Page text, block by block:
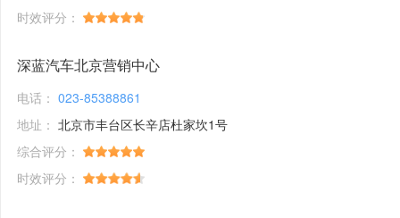
时效评分：
深蓝汽车北京营销中心
电话： 023-85388861
地址： 北京市丰台区长辛店杜家坎1号
综合评分：
时效评分：